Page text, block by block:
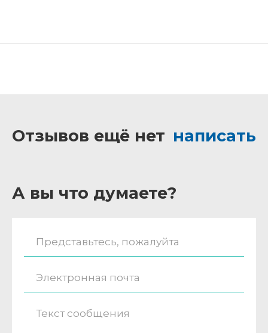
Отзывов ещё нет написать
А вы что думаете?